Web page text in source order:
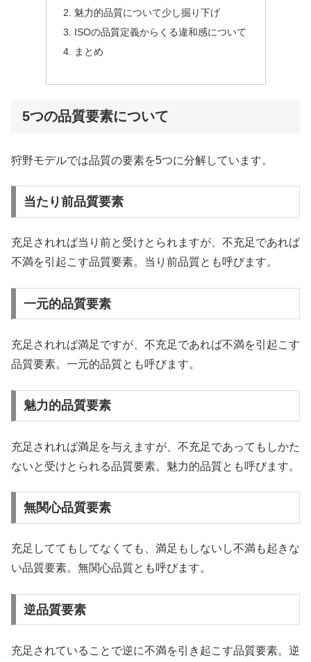
魅力的品質について少し掘り下げ
ISOの品質定義からくる違和感について
まとめ
5つの品質要素について
狩野モデルでは品質の要素を5つに分解しています。
当たり前品質要素
充足されれば当り前と受けとられますが、不充足であれば
不満を引起こす品質要素。当り前品質とも呼びます。
一元的品質要素
充足されれば満足ですが、不充足であれば不満を引起こす
品質要素。一元的品質とも呼びます。
魅力的品質要素
充足されれば満足を与えますが、不充足であってもしかた
ないと受けとられる品質要素。魅力的品質とも呼びます。
無関心品質要素
充足しててもしてなくても、満足もしないし不満も起きな
い品質要素。無関心品質とも呼びます。
逆品質要素
充足されていることで逆に不満を引き起こす品質要素。逆